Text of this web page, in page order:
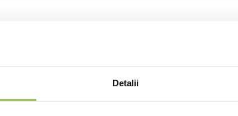
Detalii